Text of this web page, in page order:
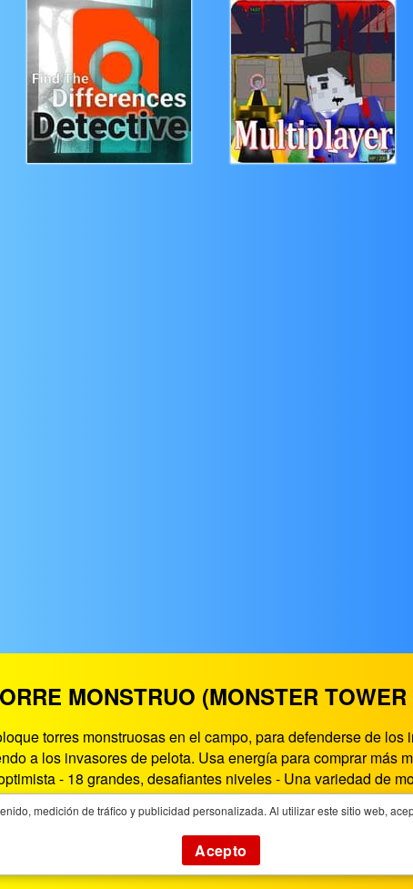
MONSTRUO (MONSTER
torres monstruosas en el campo, para defenderse de
a los invasores de pelota. Usa energía para comprar más
- 18 grandes, desafiantes niveles - Una variedad de
en PlayGames365.com, este pagina te ofrece el
inteligentes, tabletas, PC y televisores inteligentes.
en cualquier momento.
medición de tráfico y publicidad personalizada. Al utilizar este sitio web,
Acepto